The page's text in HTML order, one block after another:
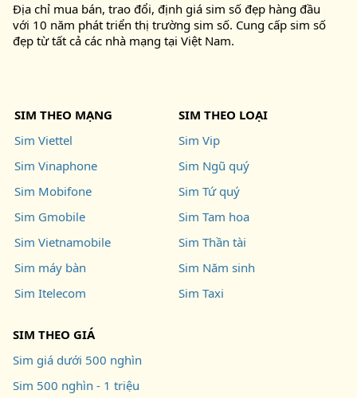
Địa chỉ mua bán, trao đổi, định giá sim số đẹp hàng đầu
với 10 năm phát triển thị trường sim số. Cung cấp sim số
đẹp từ tất cả các nhà mạng tại Việt Nam.
SIM THEO MẠNG
Sim Viettel
Sim Vinaphone
Sim Mobifone
Sim Gmobile
Sim Vietnamobile
Sim máy bàn
Sim Itelecom
SIM THEO LOẠI
Sim Vip
Sim Ngũ quý
Sim Tứ quý
Sim Tam hoa
Sim Thần tài
Sim Năm sinh
Sim Taxi
SIM THEO GIÁ
Sim giá dưới 500 nghìn
Sim 500 nghìn - 1 triệu